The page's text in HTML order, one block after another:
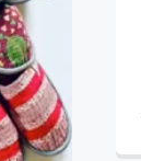
Creation
yaコミュニティ